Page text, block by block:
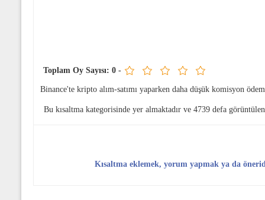
Toplam Oy Sayısı: 0-
Binance'te kripto alım-satımı yaparken daha düşük komisyon
Bu kısaltma kategorisinde yer almaktadır ve 4739 defa
Kısaltma eklemek, yorum yapmak ya da